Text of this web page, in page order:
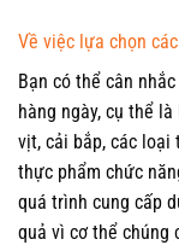
Về việc lựa chọn
Bạn có thể cân
hàng ngày, cụ thể
vịt, cải bắp, các
thực phẩm chức
quá trình cung cấp
quả vì cơ thể chúng